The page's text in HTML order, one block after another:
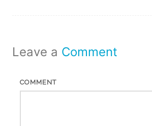
Leave a Comment
COMMENT